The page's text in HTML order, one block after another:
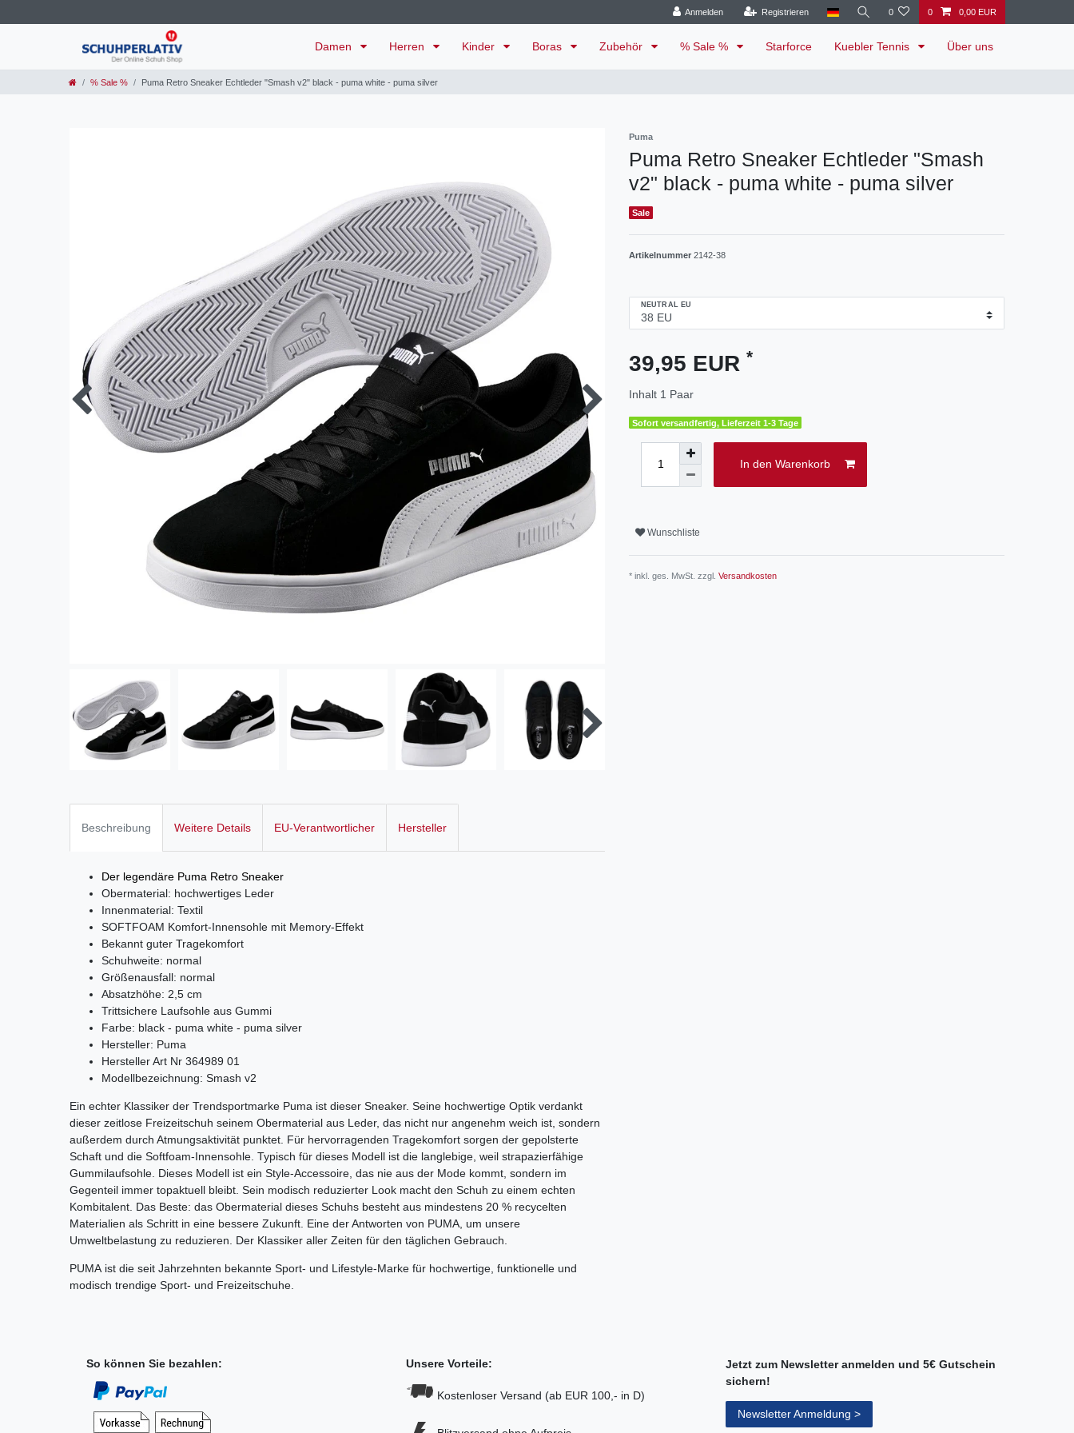
Anmelden Registrieren 0 0 0,00 EUR
Damen Herren Kinder Boras Zubehör % Sale % Starforce Kuebler Tennis Über uns
% Sale % Puma Retro Sneaker Echtleder "Smash v2" black - puma white - puma silver
Puma
Puma Retro Sneaker Echtleder "Smash
v2" black - puma white - puma silver
Sale
Artikelnummer 2142-38
NEUTRAL EU
39,95 EUR *
Inhalt 1 Paar
Sofort versandfertig, Lieferzeit 1-3 Tage
In den Warenkorb
Wunschliste
* inkl. ges. MwSt. zzgl. Versandkosten
Beschreibung Weitere Details EU-Verantwortlicher Hersteller
Der legendäre Puma Retro Sneaker
Obermaterial: hochwertiges Leder
Innenmaterial: Textil
SOFTFOAM Komfort-Innensohle mit Memory-Effekt
Bekannt guter Tragekomfort
Schuhweite: normal
Größenausfall: normal
Absatzhöhe: 2,5 cm
Trittsichere Laufsohle aus Gummi
Farbe: black - puma white - puma silver
Hersteller: Puma
Hersteller Art Nr 364989 01
Modellbezeichnung: Smash v2
Ein echter Klassiker der Trendsportmarke Puma ist dieser Sneaker. Seine hochwertige Optik verdankt
dieser zeitlose Freizeitschuh seinem Obermaterial aus Leder, das nicht nur angenehm weich ist, sondern
außerdem durch Atmungsaktivität punktet. Für hervorragenden Tragekomfort sorgen der gepolsterte
Schaft und die Softfoam-Innensohle. Typisch für dieses Modell ist die langlebige, weil strapazierfähige
Gummilaufsohle. Dieses Modell ist ein Style-Accessoire, das nie aus der Mode kommt, sondern im
Gegenteil immer topaktuell bleibt. Sein modisch reduzierter Look macht den Schuh zu einem echten
Kombitalent. Das Beste: das Obermaterial dieses Schuhs besteht aus mindestens 20 % recycelten
Materialien als Schritt in eine bessere Zukunft. Eine der Antworten von PUMA, um unsere
Umweltbelastung zu reduzieren. Der Klassiker aller Zeiten für den täglichen Gebrauch.
PUMA ist die seit Jahrzehnten bekannte Sport- und Lifestyle-Marke für hochwertige, funktionelle und
modisch trendige Sport- und Freizeitschuhe.
So können Sie bezahlen: Unsere Vorteile:
Kostenloser Versand (ab EUR 100,- in D)
Jetzt zum Newsletter anmelden und 5€ Gutschein
sichern!
Newsletter Anmeldung >